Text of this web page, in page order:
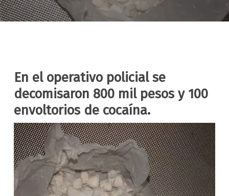
En el operativo policial se
decomisaron 800 mil pesos y 100
envoltorios de cocaína.